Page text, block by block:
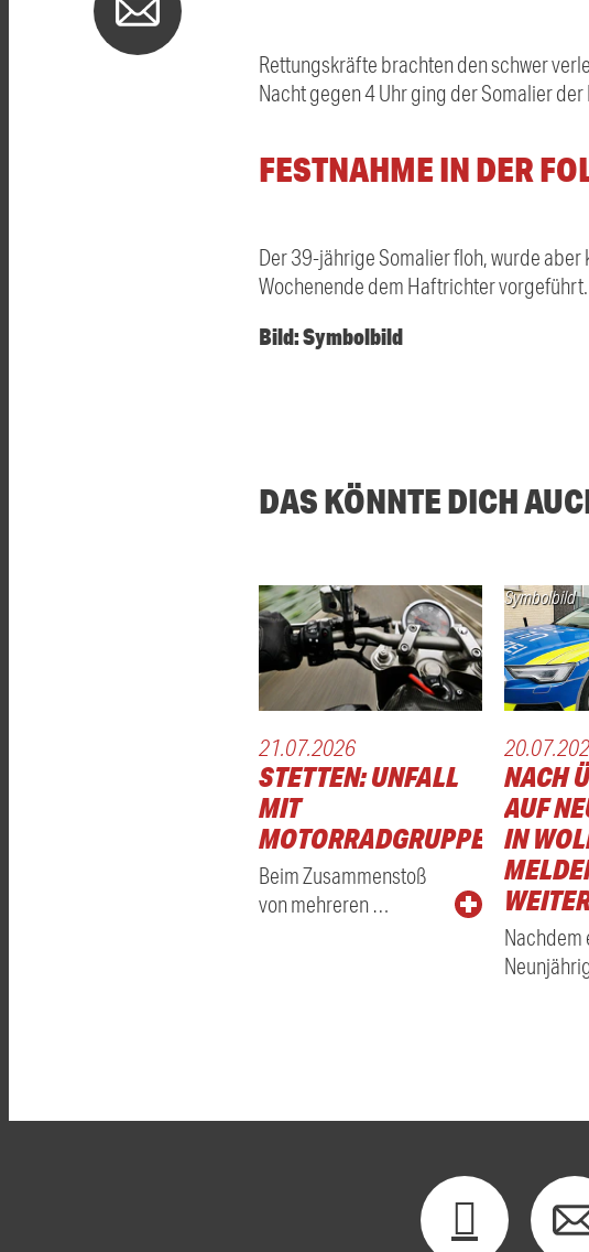
Rettungskräfte brachten den schwer
Nacht gegen 4 Uhr ging der Somalier
FESTNAHME IN DER
Der 39-jährige Somalier floh, wurde
Wochenende dem Haftrichter
Bild: Symbolbild
DAS KÖNNTE DICH
21.07.2026
STETTEN: UNFALL
MIT
MOTORRADGRUPPE
Beim Zusammenstoß
von mehreren …
Symbolbild
NACH
AUF
IN
Nachdem